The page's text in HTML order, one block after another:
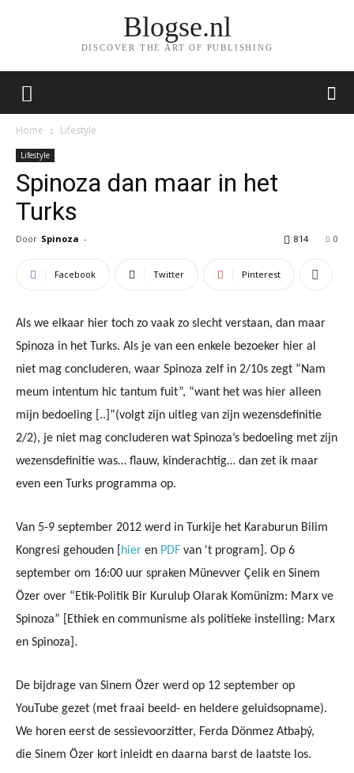
Blogse.nl
DISCOVER THE ART OF PUBLISHING
Home Lifestyle
Lifestyle
Spinoza dan maar in het
Turks
Door Spinoza - 0
814
Facebook Twitter Pinterest
Als we elkaar hier toch zo vaak zo slecht verstaan, dan maar
Spinoza in het Turks. Als je van een enkele bezoeker hier al
niet mag concluderen, waar Spinoza zelf in 2/10s zegt “Nam
meum intentum hic tantum fuit”, “want het was hier alleen
mijn bedoeling [..]”(volgt zijn uitleg van zijn wezensdefinitie
2/2), je niet mag concluderen wat Spinoza’s bedoeling met zijn
wezensdefinitie was… flauw, kinderachtig… dan zet ik maar
even een Turks programma op.
Van 5-9 september 2012 werd in Turkije het Karaburun Bilim
Kongresi gehouden [
hier en PDF van 't program]. Op 6
september om 16:00 uur spraken Münevver Çelik en Sinem
Özer over “Etik-Politik Bir Kuruluþ Olarak Komünizm: Marx ve
Spinoza” [Ethiek en communisme als politieke instelling: Marx
en Spinoza].
De bijdrage van Sinem Özer werd op 12 september op
YouTube gezet (met fraai beeld- en heldere geluidsopname).
We horen eerst de sessievoorzitter, Ferda Dönmez Atbaþý,
die Sinem Özer kort inleidt en daarna barst de laatste los.